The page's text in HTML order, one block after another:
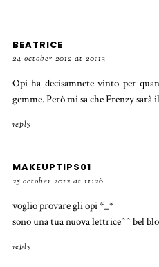
BEATRICE
24 october 2012 at 20:13
Opi ha decisamnete vinto per
gemme. Però mi sa che Frenzy
reply
MAKEUPTIPS01
25 october 2012 at 11:26
voglio provare gli opi *_*
sono una tua nuova lettrice^^ bel
reply